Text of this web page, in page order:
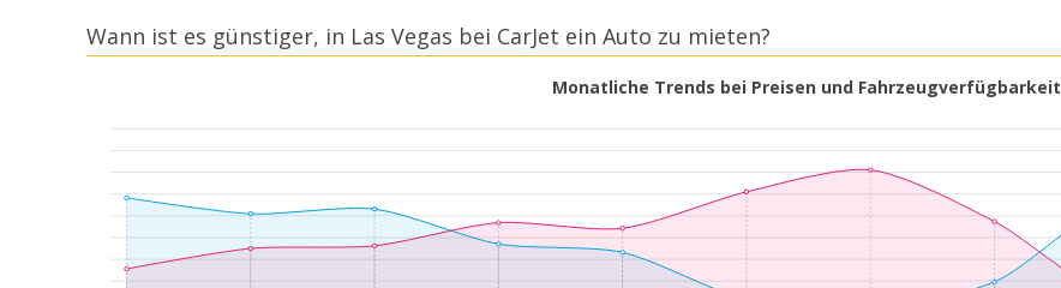
Wann ist es günstiger, in Las Vegas bei CarJet ein Auto zu mieten?
Monatliche Trends bei Preisen und Fahrzeugverfügbarkeit